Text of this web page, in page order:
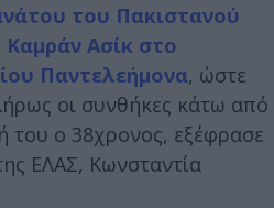
του Πακιστανού
Ασίκ στο
Παντελεήμονα, ώστε
οι συνθήκες κάτω από
του ο 38χρονος, εξέφρασε
ΕΛΑΣ, Κωνσταντία